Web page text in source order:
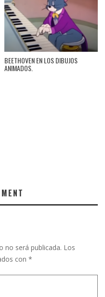
BEETHOVEN EN LOS DIBUJOS
ANIMADOS.
no será publicada. Los
con *